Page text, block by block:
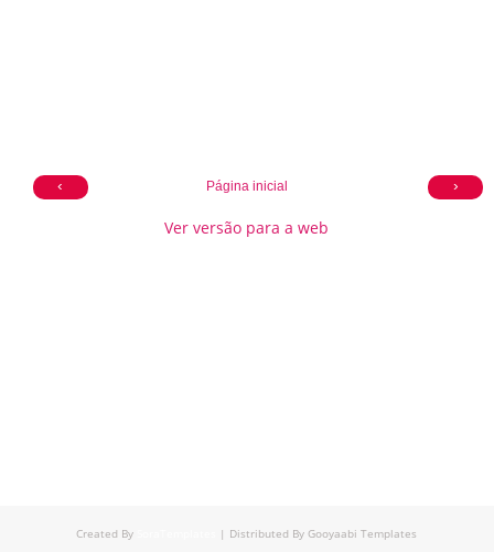
‹ ›
Página inicial
Ver versão para a web
Created By | Distributed ByGooyaabi Templates